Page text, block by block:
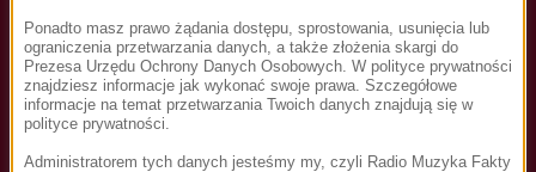
Zapłać kartą
5 zł płatne co miesiąc. Pierwsze 30 dni za darmo.
Dane posiadacza karty:
Imię* Nazwisko*
Ponadto masz prawo żądania dostępu, sprostowania, usunięcia lub
ograniczenia przetwarzania danych, a także złożenia skargi do
Prezesa Urzędu Ochrony Danych Osobowych. W polityce prywatności
znajdziesz informacje jak wykonać swoje prawa. Szczegółowe
informacje na temat przetwarzania Twoich danych znajdują się w
polityce prywatności.
Administratorem tych danych jesteśmy my, czyli Radio Muzyka Fakty